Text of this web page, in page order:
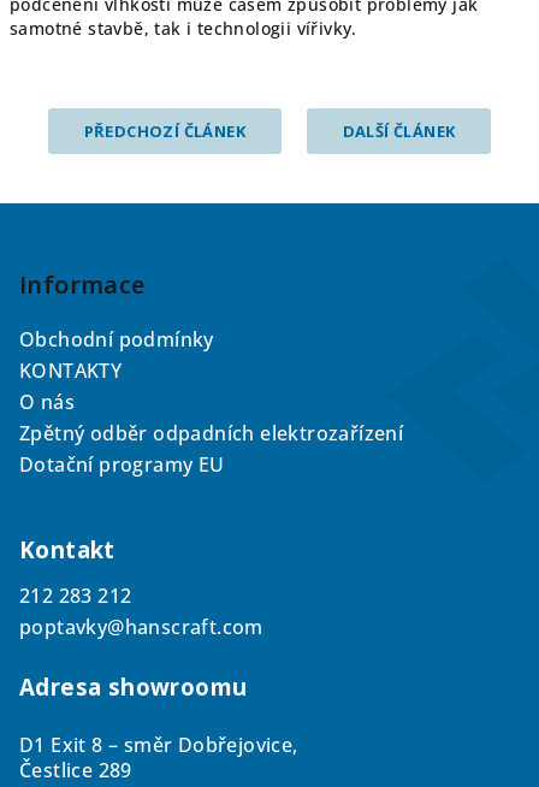
samotné stavbě, tak i technologii vířivky.
PŘEDCHOZÍ ČLÁNEK DALŠÍ ČLÁNEK
Informace
Obchodní podmínky
KONTAKTY
O nás
Zpětný odběr odpadních elektrozařízení
Dotační programy EU
Kontakt
212 283 212
poptavky@hanscraft.com
Adresa showroomu
D1 Exit 8 – směr Dobřejovice,
Čestlice 289